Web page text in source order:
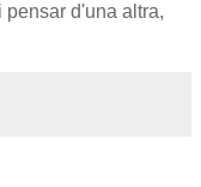
d'una altra,